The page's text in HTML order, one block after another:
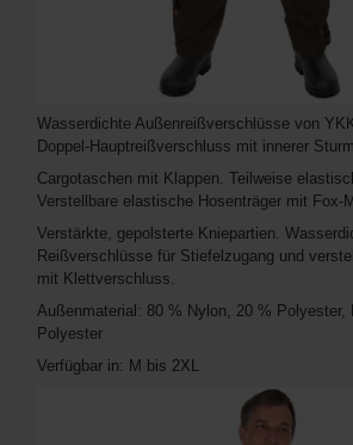
Wasserdichte Außenreißverschlüsse von
Doppel-Hauptreißverschluss mit innerer
Cargotaschen mit Klappen. Teilweise
Verstellbare elastische Hosenträger mit Fox-
Verstärkte, gepolsterte Kniepartien.
Reißverschlüsse für Stiefelzugang und
mit Klettverschluss.
Außenmaterial: 80 % Nylon, 20 % Polyester,
Polyester
Verfügbar in: M bis 2XL